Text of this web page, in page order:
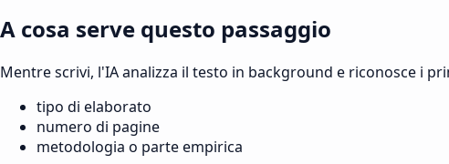
A cosa serve questo passaggio
Mentre scrivi, l'IA analizza il testo in background e riconosce i
tipo di elaborato
numero di pagine
metodologia o parte empirica